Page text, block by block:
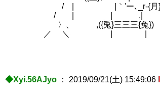
｀'ー､_r‐{月}） . .
| ,| . . ...: : :
,({兎}三三三{兔}) .. . . .:
＼ | |
◆Xyi.56AJyo ： 2019/09/21(土) 15:49:06